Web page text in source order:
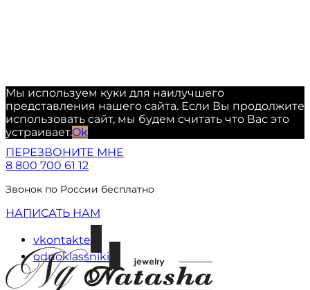
Мы используем куки для наилучшего
представления нашего сайта. Если Вы продолжите
использовать сайт, мы будем считать что Вас это
устраивает.Ok
ПЕРЕЗВОНИТЕ МНЕ
8 800 700 61 12
Звонок по России бесплатно
НАПИСАТЬ НАМ
vkontakte
odnoklassniki